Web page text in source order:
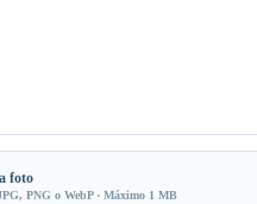
foto
PNG o WebP · Máximo 1 MB